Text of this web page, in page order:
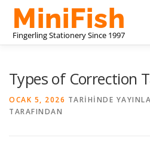
İçeriğe
BIZE ULAŞIN
Types of Correction
OCAK 5, 2026 TARIHINDE
TARAFINDAN